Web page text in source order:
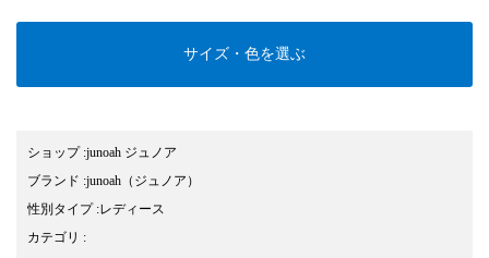
サイズ・色を選ぶ
ショップ:junoah ジュノア
ブランド :junoah （ジュノア）
性別タイプ:レディース
カテゴリ :